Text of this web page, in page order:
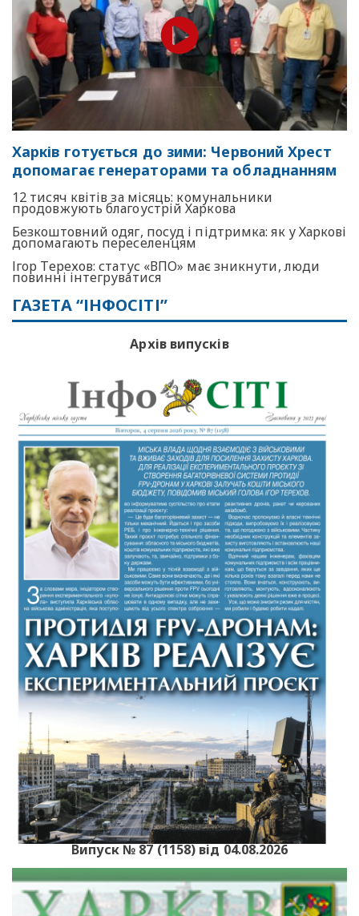
Харків готується до зими: Червоний Хрест
допомагає генераторами та обладнанням
12 тисяч квітів за місяць: комунальники
продовжують благоустрій Харкова
Безкоштовний одяг, посуд і підтримка: як у Харкові
допомагають переселенцям
Ігор Терехов: статус «ВПО» має зникнути, люди
повинні інтегруватися
ГАЗЕТА “ІНФОСІТІ”
Архів випусків
Випуск № 87 (1158) від 04.08.2026